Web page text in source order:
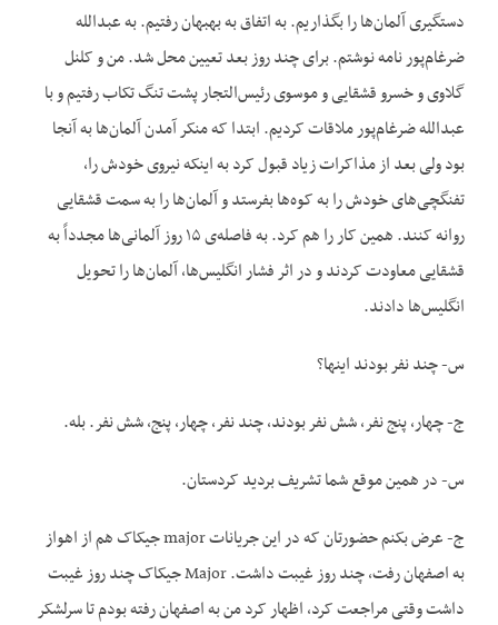
دستگیری آلمان‌ها را بگذاریم. به اتفاق به بهبهان رفتیم. به عبدالله
ضرغام‌پور نامه نوشتم. برای چند روز بعد تعیین محل شد. من و کلنل
گلاوی و خسرو قشقایی و موسوی رئیس‌التجار پشت تنگ تکاب رفتیم و با
عبدالله ضرغام‌پور ملاقات کردیم. ابتدا که منکر آمدن آلمان‌ها به آنجا
بود ولی بعد از مذاکرات زیاد قبول کرد به اینکه نیروی خودش را،
تفنگچی‌های خودش را به کوه‌ها بفرستد و آلمان‌ها را به سمت قشقایی
روانه کنند. همین کار را هم کرد. به فاصله‌ی ۱۵ روز آلمانی‌ها مجدداً به
قشقایی معاودت کردند و در اثر فشار انگلیس‌ها، آلمان‌ها را تحویل
انگلیس‌ها دادند.
س- چند نفر بودند اینها؟
ج- چهار، پنج نفر، شش نفر بودند، چند نفر، چهار، پنج، شش نفر. بله.
س- در همین موقع شما تشریف بردید کردستان.
ج- عرض بکنم حضورتان که در این جریانات major جیکاک هم از اهواز
به اصفهان رفت، چند روز غیبت داشت. Major جیکاک چند روز غیبت
داشت وقتی مراجعت کرد، اظهار کرد من به اصفهان رفته بودم تا سرلشکر